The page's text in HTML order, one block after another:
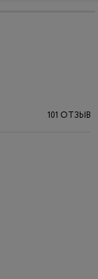
101 ОТЗЫВ